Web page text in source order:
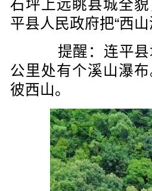
石坪上远眺县城全
平县人民政府把“西
提醒：连平县
公里处有个溪山瀑
彼西山。